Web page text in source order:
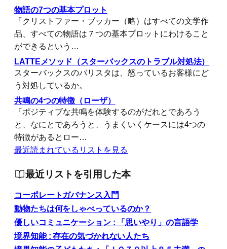
物語の7つの基本プロット
『クリストファー・ブッカー（略）はすべての文学作
品、すべての物語は７つの基本プロットにわけること
ができるという…
LATTEメソッド（スターバックスのトラブル対処法）
スターバックスのバリスタは、怒っているお客様にど
う対処しているか。
共鳴の4つの特徴（ローザ）
『ポジティブな共鳴を体験するのがだれとであろう
と、なにとであろうと、うまくいくケースには4つの
特徴があるとロー…
最近読まれているリストを見る
最近リストを引用した本
コーポレートガバナンス入門
動物たちは何をしゃべっているのか？
優しいコミュニケーション : 「思いやり」の言語学
境界知能 : 存在の気づかれない人たち